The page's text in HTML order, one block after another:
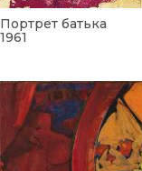
Портрет батька
1961